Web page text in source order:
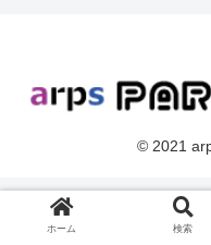
© 2021
ホーム 検索